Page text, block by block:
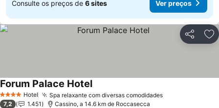
Consulte os preços de 6 sites Ver preços
Partilhar
4 EstrelasHotel Spa relaxante com diversas comodidadesVer preços
Forum Palace HotelVer preços
7,2 1.451 Cassino, a 14.6 km de Roccasecca